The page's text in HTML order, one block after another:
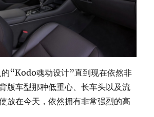
“Kodo魂动设计”直到现在依然非
版车型那种低重心、长车头以及流
放在今天，依然拥有非常强烈的高